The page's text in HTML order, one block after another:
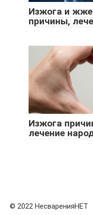
Изжога и
причины,
Изжога
лечение
© 2022 НесваренияНЕТ